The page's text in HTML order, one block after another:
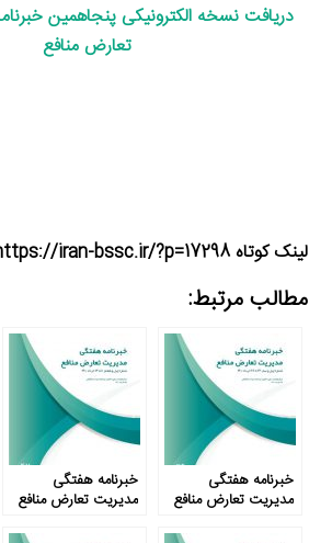
دریافت نسخه الکترونیکیپنجاهمین
تعارض منافع
لینک کوتاه https://iran-bssc.ir/?p=17298
مطالب مرتبط:
خبرنامه هفتگی
مدیریت تعارض منافع
خبرنامه هفتگی
مدیریت تعارض منافع